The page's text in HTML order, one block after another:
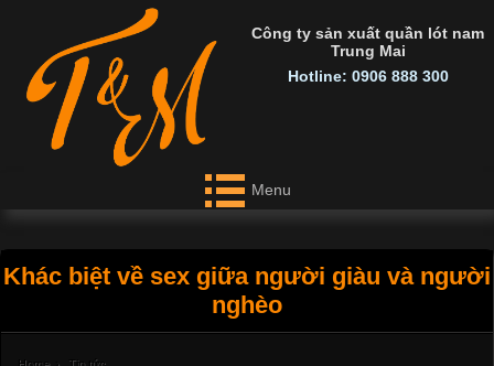
Công ty sản xuất quần lót nam
Trung Mai
Hotline: 0906 888 300
Menu
Khác biệt về sex giữa người giàu và người
nghèo